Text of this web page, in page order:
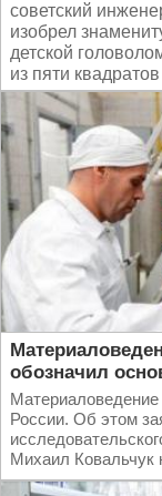
советский
изобрел
детской
из пяти
обозначил
Материаловедение
России. Об этом
Михаил Ковальчук